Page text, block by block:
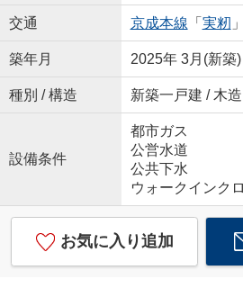
交通 京成本線 「 実籾
築年月 2025年 3月(新築)
種別 / 構造 新築一戸建 / 木造
設備条件
都市ガス
公営水道
公共下水
ウォークインク
お気に入り追加